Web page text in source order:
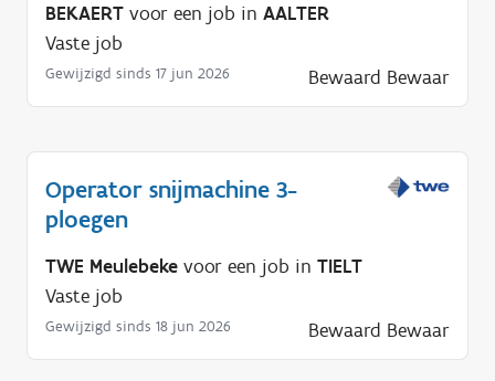
BEKAERT voor een job in AALTER
Vaste job
Gewijzigd sinds 17 jun 2026 Bewaard Bewaar
Operator snijmachine 3-
ploegen
TWE Meulebeke voor een job in TIELT
Vaste job
Gewijzigd sinds 18 jun 2026 Bewaard Bewaar